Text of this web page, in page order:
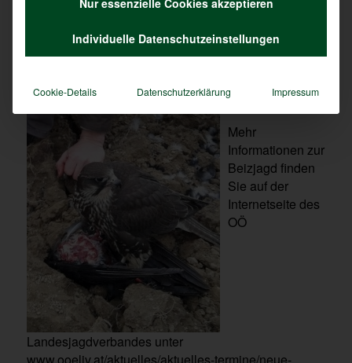
einig. Und auf geht´s, weiter zur nächsten Chance.
Denn dort hinter dem nächsten Bauernhof, da sitzen
Mehr
Informationen zur
Beizjagd finden
Sie auf der
Internetseite des
OÖ
Landesjagdverbandes unter
Individuelle Datenschutzeinstellungen
Cookie-Details Datenschutzerklärung Impressum